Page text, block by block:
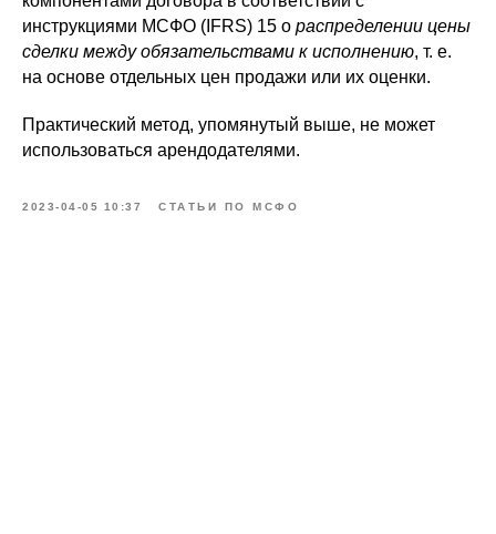
инструкциями МСФО (IFRS) 15 о распределении цены
сделки между обязательствами к исполнению, т. е.
на основе отдельных цен продажи или их оценки.
Практический метод, упомянутый выше, не может
использоваться арендодателями.
2023-04-05 10:37 СТАТЬИ ПО МСФО